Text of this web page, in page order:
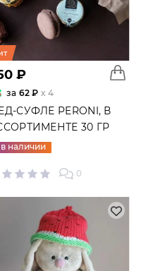
₽
за 62 ₽ x 4
СУФЛЕ PERONI, В
30 ГР
в наличии
0